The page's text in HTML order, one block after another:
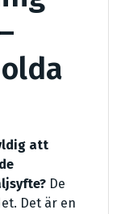
att
De
Det är en